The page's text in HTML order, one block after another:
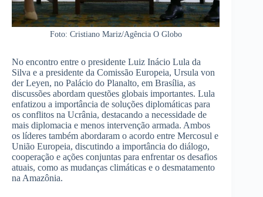
Foto: Cristiano Mariz/Agência O Globo
No encontro entre o presidente Luiz Inácio Lula da
Silva e a presidente da Comissão Europeia, Ursula von
der Leyen, no Palácio do Planalto, em Brasília, as
discussões abordam questões globais importantes. Lula
enfatizou a importância de soluções diplomáticas para
os conflitos na Ucrânia, destacando a necessidade de
mais diplomacia e menos intervenção armada. Ambos
os líderes também abordaram o acordo entre Mercosul e
União Europeia, discutindo a importância do diálogo,
cooperação e ações conjuntas para enfrentar os desafios
atuais, como as mudanças climáticas e o desmatamento
na Amazônia.